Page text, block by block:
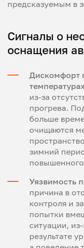
предсказуемым в
Сигналы о
оснащения
Дискомфорт
из-за
прогрева.
больше
очищаются
зимний
Уязвимость
причина в
контроля и
попытки
ситуации,
результате